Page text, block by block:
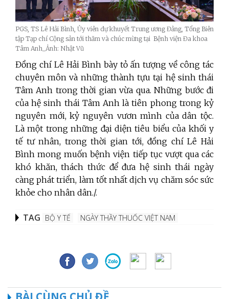
PGS, TS Lê Hải Bình, Ủy viên dự khuyết Trung ương Đảng, Tổng Biên
tập Tạp chí Cộng sản tới thăm và chúc mừng tại Bệnh viện Đa khoa
Tâm Anh_Ảnh: Nhật Vũ
Đồng chí Lê Hải Bình bày tỏ ấn tượng về công tác
chuyên môn và những thành tựu tại hệ sinh thái
Tâm Anh trong thời gian vừa qua. Những bước đi
của hệ sinh thái Tâm Anh là tiên phong trong kỷ
nguyên mới, kỷ nguyên vươn mình của dân tộc.
Là một trong những đại diện tiêu biểu của khối y
tế tư nhân, trong thời gian tới, đồng chí Lê Hải
Bình mong muốn bệnh viện tiếp tục vượt qua các
khó khăn, thách thức để đưa hệ sinh thái ngày
càng phát triển, làm tốt nhất dịch vụ chăm sóc sức
khỏe cho nhân dân./.
TAG BỘ Y TẾ NGÀY THẦY THUỐC VIỆT NAM